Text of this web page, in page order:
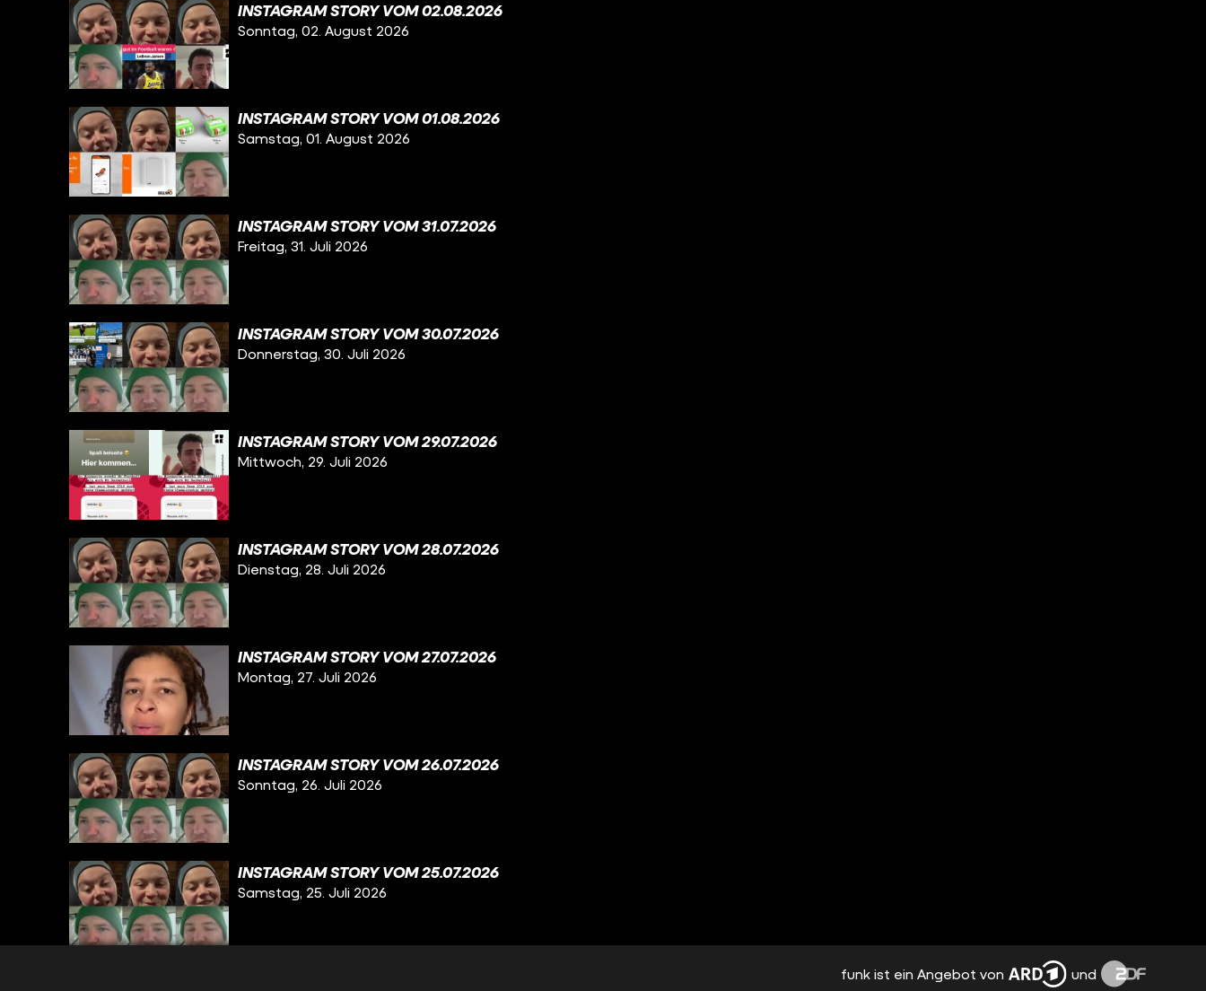
INSTAGRAM STORY VOM 02.08.2026
Sonntag, 02. August 2026
INSTAGRAM STORY VOM 01.08.2026
Samstag, 01. August 2026
INSTAGRAM STORY VOM 31.07.2026
Freitag, 31. Juli 2026
INSTAGRAM STORY VOM 30.07.2026
Donnerstag, 30. Juli 2026
INSTAGRAM STORY VOM 29.07.2026
Mittwoch, 29. Juli 2026
INSTAGRAM STORY VOM 28.07.2026
Dienstag, 28. Juli 2026
INSTAGRAM STORY VOM 27.07.2026
Montag, 27. Juli 2026
INSTAGRAM STORY VOM 26.07.2026
Sonntag, 26. Juli 2026
INSTAGRAM STORY VOM 25.07.2026
Samstag, 25. Juli 2026
funk ist ein Angebot von und